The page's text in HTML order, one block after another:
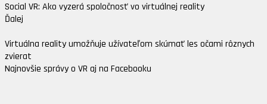
Social VR: Ako vyzerá spoločnosť vo virtuálnej reality
Ďalej
Virtuálna reality umožňuje užívateľom skúmať les očami rôznych
zvierat
Najnovšie správy o VR aj na Facebooku